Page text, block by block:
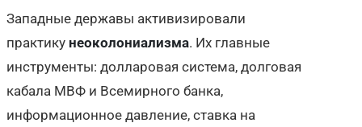
Западные державы активизировали
практику неоколониализма. Их главные
инструменты: долларовая система, долговая
кабала МВФ и Всемирного банка,
информационное давление, ставка на